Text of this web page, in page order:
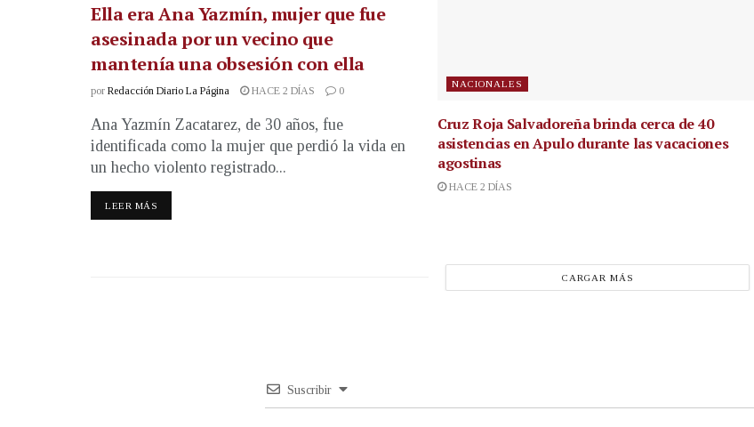
Ella era Ana Yazmín, mujer que fue
asesinada por un vecino que
mantenía una obsesión con ella
por Redacción Diario La Página HACE 2 DÍAS 0
Ana Yazmín Zacatarez, de 30 años, fue
identificada como la mujer que perdió la vida en
un hecho violento registrado...
LEER MÁS
NACIONALES
Cruz Roja Salvadoreña brinda cerca de 40
asistencias en Apulo durante las vacaciones
agostinas
HACE 2 DÍAS
CARGAR MÁS
Suscribir